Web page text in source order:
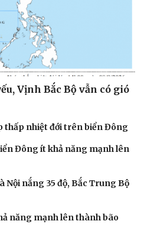
Vịnh Bắc Bộ vẫn có gió
thấp nhiệt đới trên biển Đông
Đông ít khả năng mạnh lên
Nội nắng 35 độ, Bắc Trung Bộ
năng mạnh lên thành bão